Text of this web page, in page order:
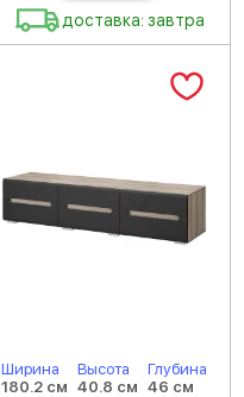
доставка: завтра
Ширина
180.2 см
Высота
40.8 см
Глубина
46 см